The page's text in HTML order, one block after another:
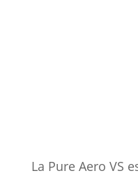
La Pure Aero VS